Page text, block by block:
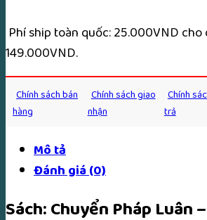
Phí ship toàn quốc: 25.000VND
149.000VND.
Chính sách bán
hàng
Chính sách giao
nhận
Chính
trả
Mô tả
Đánh giá (0)
Sách: Chuyển Pháp Luân